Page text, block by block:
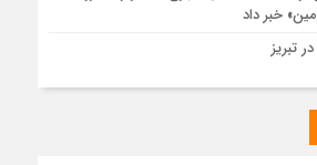
حاضر در میدان ثورهالعشرین نجف
خبر داد
تبریز